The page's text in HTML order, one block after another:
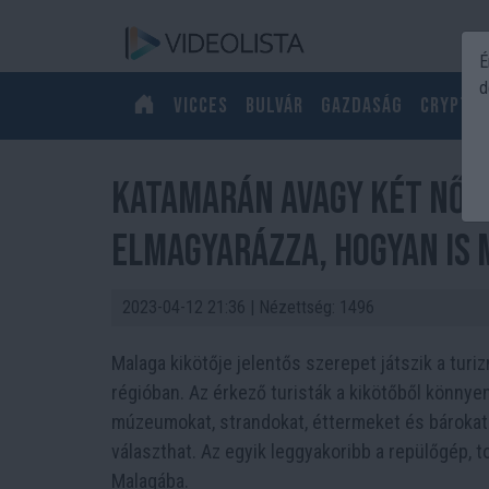
Vicces Bulvár Gazdaság Crypto
Katamarán avagy két NŐ
elmagyarázza, hogyan
2023-04-12 21:36 | Nézettség: 1496
Malaga kikötője jelentős szerepet játszik a
régióban. Az érkező turisták a kikötőből
múzeumokat, strandokat, éttermeket és
választhat. Az egyik leggyakoribb a repülőgép,
Malagába.